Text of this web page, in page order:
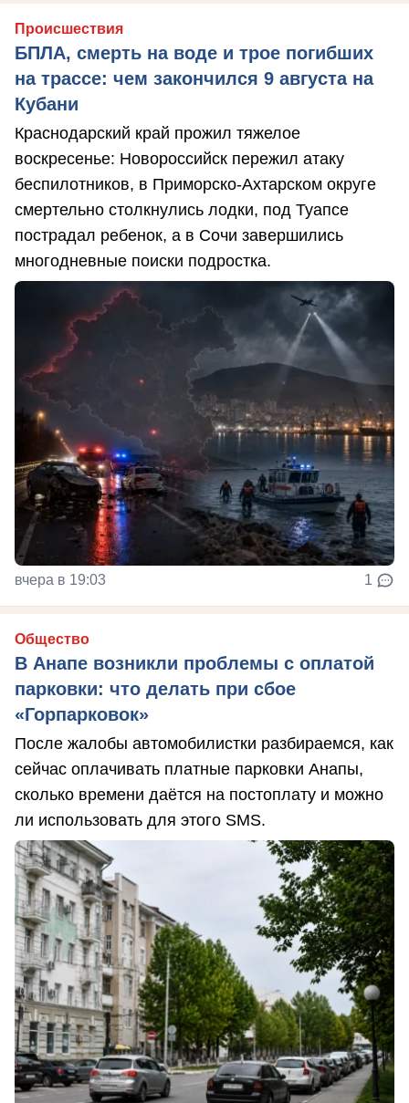
Происшествия
БПЛА, смерть на воде и трое погибших
на трассе: чем закончился 9 августа на
Кубани
Краснодарский край прожил тяжелое
воскресенье: Новороссийск пережил атаку
беспилотников, в Приморско-Ахтарском округе
смертельно столкнулись лодки, под Туапсе
пострадал ребенок, а в Сочи завершились
многодневные поиски подростка.
вчера в 19:03 1
Общество
В Анапе возникли проблемы с оплатой
парковки: что делать при сбое
«Горпарковок»
После жалобы автомобилистки разбираемся, как
сейчас оплачивать платные парковки Анапы,
сколько времени даётся на постоплату и можно
ли использовать для этого SMS.